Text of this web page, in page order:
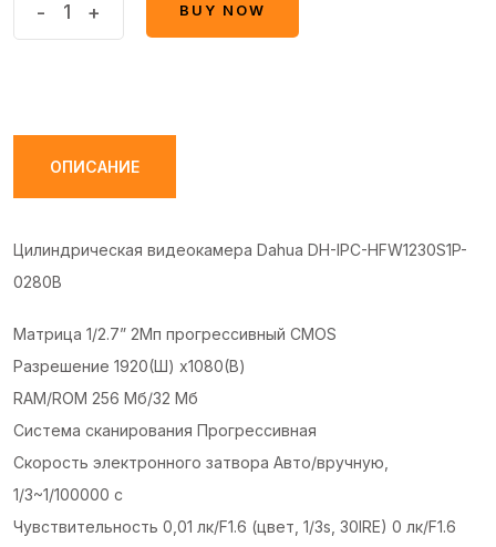
HFW1230S1P-
- +
BUY NOW
ОПИСАНИЕ
Цилиндрическая видеокамера Dahua DH-IPC-HFW1230S1P-
0280B
Матрица 1/2.7” 2Мп прогрессивный CMOS
Разрешение 1920(Ш) x1080(В)
RAM/ROM 256 Мб/32 Мб
Система сканирования Прогрессивная
Скорость электронного затвора Авто/вручную,
1/3~1/100000 с
Чувствительность 0,01 лк/F1.6 (цвет, 1/3s, 30IRE) 0 лк/F1.6